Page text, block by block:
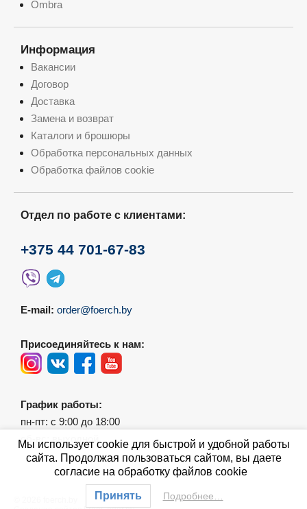
Ombra
Информация
Вакансии
Договор
Доставка
Замена и возврат
Каталоги и брошюры
Обработка персональных данных
Обработка файлов cookie
Отдел по работе с клиентами:
+375 44 701-67-83
E-mail: order@foerch.by
Присоединяйтесь к нам:
График работы:
пн-пт: с 9:00 до 18:00
сб-вс: выходной
Мы использует cookie для быстрой и удобной работы
сайта. Продолжая пользоваться сайтом, вы даете
согласие на обработку файлов cookie
Принять Подробнее…